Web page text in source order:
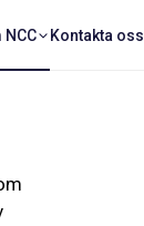
NCC Kontakta oss